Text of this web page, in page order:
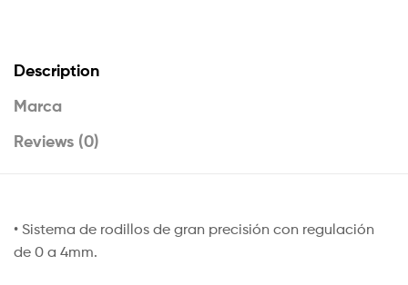
Description
Marca
Reviews (0)
• Sistema de rodillos de gran precisión con regulación
de 0 a 4mm.